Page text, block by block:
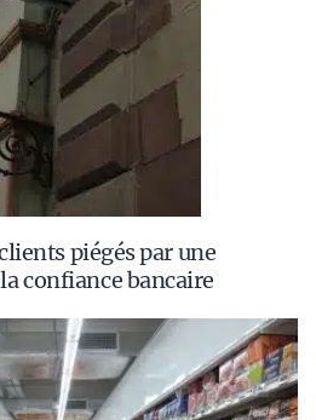
piégés par une
confiance bancaire